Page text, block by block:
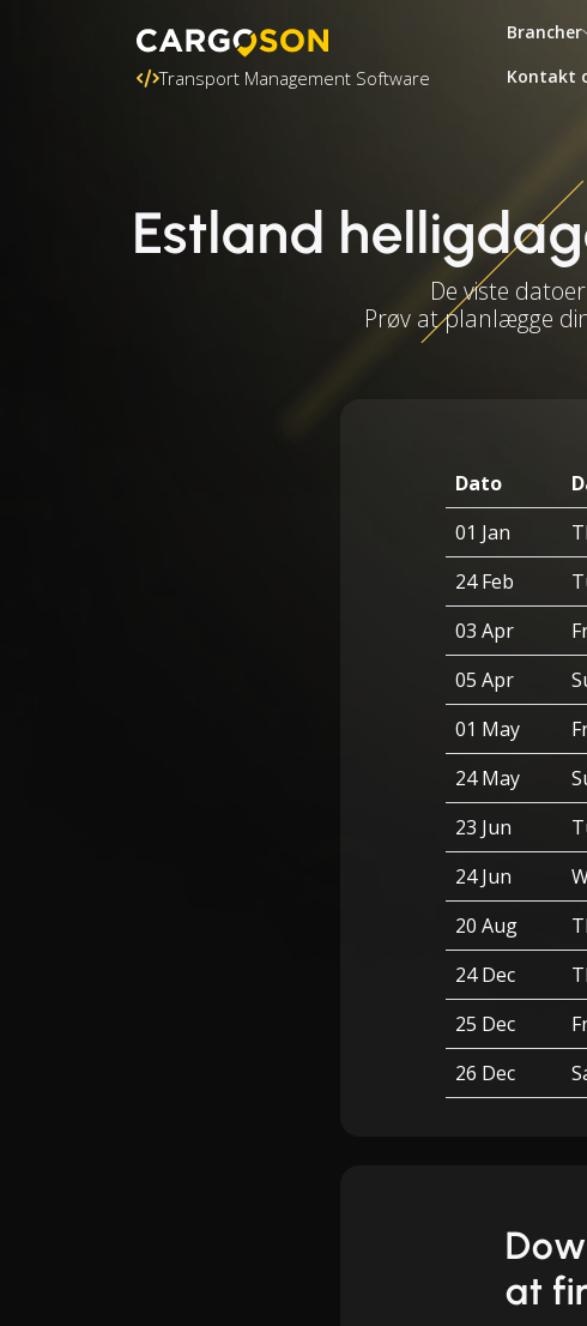
Transport Management Software
Brancher
Kontakt
Estland
De viste
Prøv at planlægge
Dato
01 Jan
24 Feb
03 Apr
05 Apr
01 May
24 May
23 Jun
24 Jun
20 Aug
24 Dec
25 Dec
26 Dec
at